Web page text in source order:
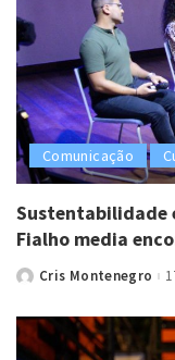
Comunicação
Sustentabilidade
Fialho media
PostedCris Montenegro